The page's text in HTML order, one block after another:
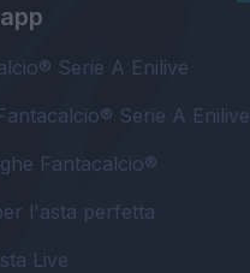
Serie A Enilive
Serie A Enilive
Fantacalcio®
l'asta perfetta
Live